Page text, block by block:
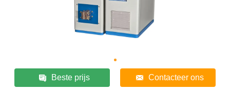
Beste prijs Contacteer ons